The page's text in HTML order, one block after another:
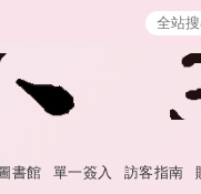
書館 單一簽入 訪客指南